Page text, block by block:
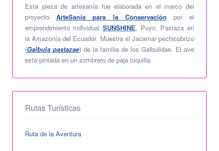
Esta pieza de artesanía fue elaborada en el marco del
proyectoArteSanía para la Conservación por el
emprendimiento individualSUNSHINE, Puyo, Pastaza en
la Amazonía del Ecuador. Muestra el Jacamar pechicobrizo
(Galbula pastazae) de la familia de los Galbulidae. El ave
está pintada en un sombrero de paja toquilla.
Rutas Turísticas
Ruta de la Aventura